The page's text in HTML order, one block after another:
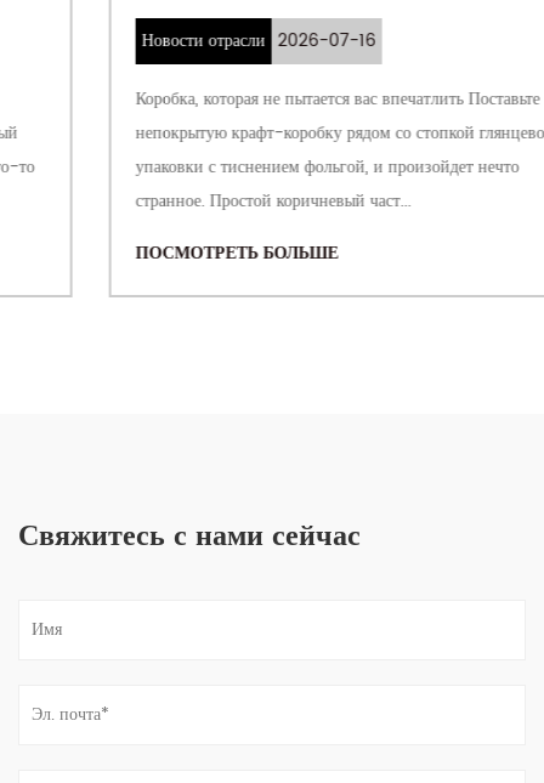
Новости отрасли 2026-07-16
Коробка, которая не пытается вас впечатлить Поставьте
непокрытую крафт-коробку рядом со стопкой глянцевой
упаковки с тиснением фольгой, и произойдет нечто
странное. Простой коричневый част...
ПОСМОТРЕТЬ БОЛЬШЕ
Свяжитесь с нами сейчас